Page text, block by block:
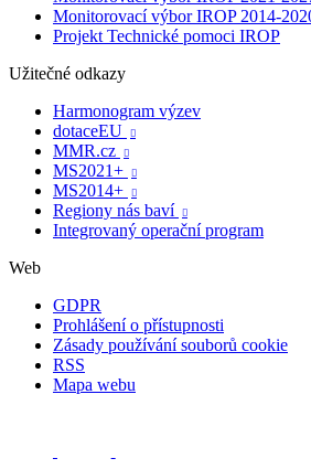
Monitorovací výbor IROP 2014-
Projekt Technické pomoci IROP
Užitečné odkazy
Harmonogram výzev
dotaceEU

MMR.cz 
MS2021+ 
MS2014+ 
Regiony nás baví 
Integrovaný operační program
Web
GDPR
Prohlášení o přístupnosti
Zásady používání souborů cookie
RSS
Mapa webu